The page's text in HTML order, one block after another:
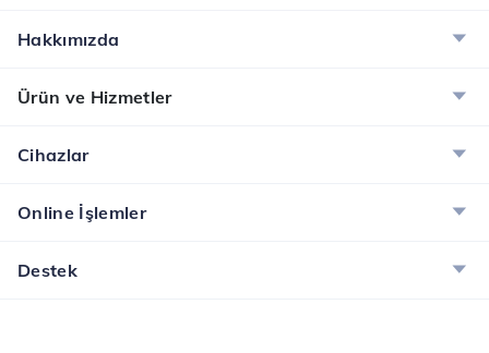
Hakkımızda
Ürün ve Hizmetler
Cihazlar
Online İşlemler
Destek